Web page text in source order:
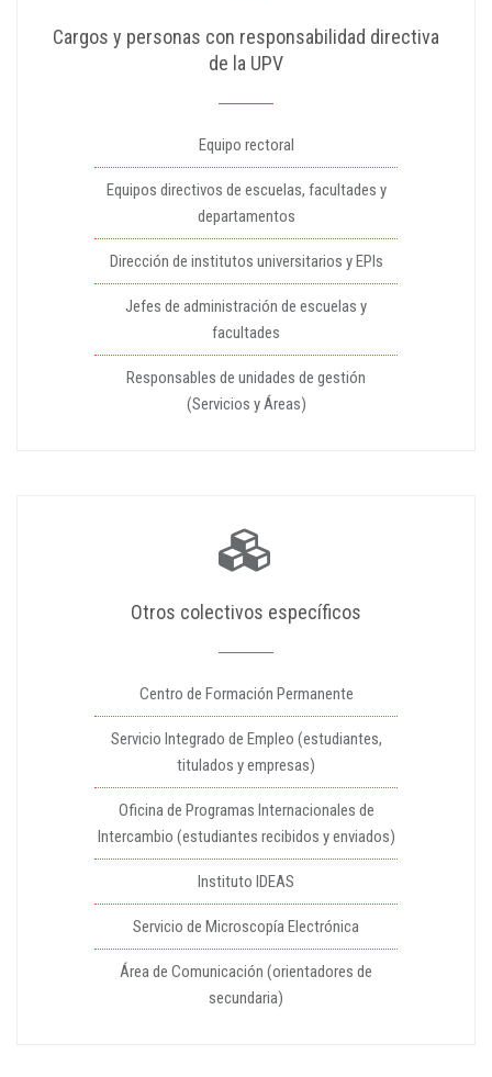
Cargos y personas con responsabilidad directiva
de la UPV
Equipo rectoral
Equipos directivos de escuelas, facultades y
departamentos
Dirección de institutos universitarios y EPIs
Jefes de administración de escuelas y
facultades
Responsables de unidades de gestión
(Servicios y Áreas)
Otros colectivos específicos
Centro de Formación Permanente
Servicio Integrado de Empleo (estudiantes,
titulados y empresas)
Oficina de Programas Internacionales de
Intercambio (estudiantes recibidos y enviados)
Instituto IDEAS
Servicio de Microscopía Electrónica
Área de Comunicación (orientadores de
secundaria)